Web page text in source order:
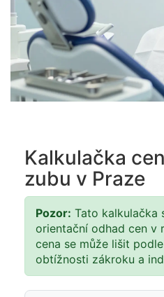
Kalkulačka
zubu v Praze
Pozor: Tato kalkulačka
orientační odhad cen v
cena se může lišit
obtížnosti zákroku a